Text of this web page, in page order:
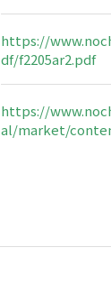
https://
df/
https://
al/market/